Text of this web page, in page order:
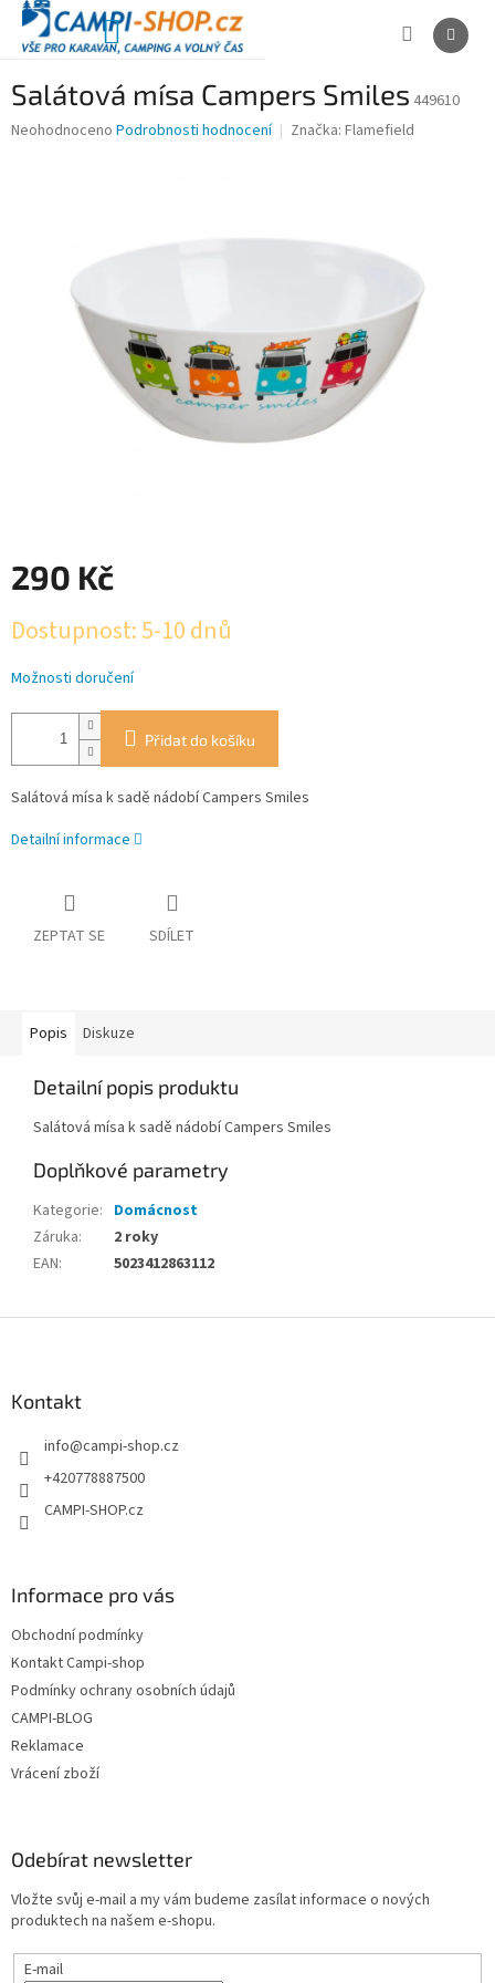
Přejít
obsah
NÁKUPNÍ
Salátová mísa Campers Smiles 449610
Průměrné
Neohodnoceno Podrobnosti hodnocení Značka: Flamefield
290 Kč
cena:
Dostupnost: 5-10 dnů
Možnosti doručení
Přidat do košíku
Salátová mísa k sadě nádobí Campers Smiles
Detailní informace
ZEPTAT SE SDÍLET
Popis Diskuze
Detailní popis produktu
Salátová mísa k sadě nádobí Campers Smiles
Doplňkové parametry
Kategorie: Domácnost
Záruka:
2 roky
EAN: 5023412863112
Kontakt
info@campi-shop.cz
+420778887500
CAMPI-SHOP.cz
Informace pro vás
Obchodní podmínky
Kontakt Campi-shop
Podmínky ochrany osobních údajů
CAMPI-BLOG
Reklamace
Vrácení zboží
Odebírat newsletter
Vložte svůj e-mail a my vám budeme zasílat informace o nových
produktech na našem e-shopu.
E-mail